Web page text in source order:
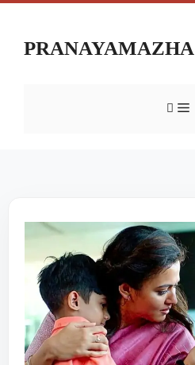
PRANAYAMAZHA